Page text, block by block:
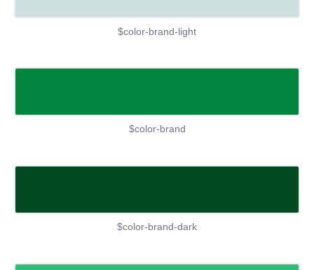
$color-brand-light
$color-brand
$color-brand-dark